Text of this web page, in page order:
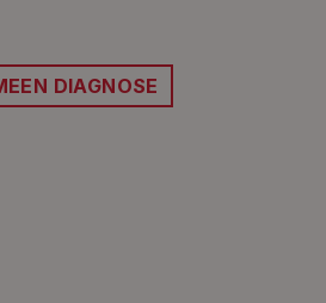
DIAGNOSE